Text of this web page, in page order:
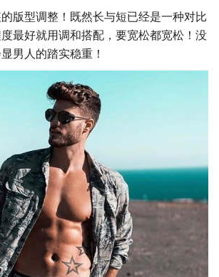
版型调整！既然长与短已经是一种对比
最好就用调和搭配，要宽松都宽松！没
男人的踏实稳重！